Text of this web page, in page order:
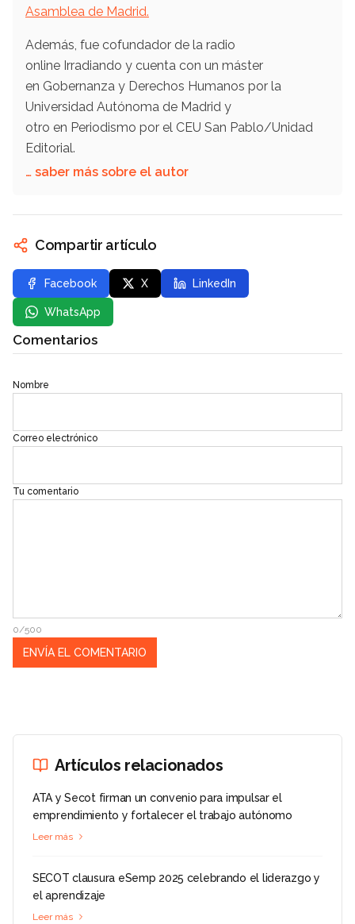
Asamblea de Madrid.
Además, fue cofundador de la radio
online Irradiando y cuenta con un máster
en Gobernanza y Derechos Humanos por la
Universidad Autónoma de Madrid y
otro en Periodismo por el CEU San Pablo/Unidad
Editorial.
… saber más sobre el autor
Compartir artículo
Facebook X LinkedIn
WhatsApp
Comentarios
Nombre
Correo electrónico
Tu comentario
0/500
Artículos relacionados
ATA y Secot firman un convenio para impulsar el
emprendimiento y fortalecer el trabajo autónomo
Leer más
SECOT clausura eSemp 2025 celebrando el liderazgo y
el aprendizaje
Leer más